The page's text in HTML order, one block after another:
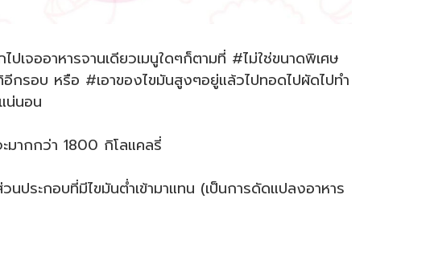
เจออาหารจานเดียวเมนูใดๆก็ตามที่ #ไม่ใช่ขนาดพิเศษ
กรอบ หรือ #เอาของไขมันสูงๆอยู่แล้วไปทอดไปผัดไปทำ
น่นอน
มากกว่า 1800 กิโลแคลรี่
ประกอบที่มีไขมันต่ำเข้ามาแทน (เป็นการดัดแปลงอาหาร